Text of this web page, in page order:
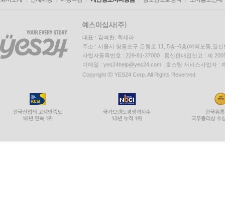
대표 : 김석환, 최세라
주소 : 서울시 영등포구 은행로 11, 5층~6층(여의도동,일신
사업자등록번호 : 229-81-37000 통신판매업신고 : 제
이메일 : yes24help@yes24.com 호스팅 서비스사업자 :
Copyright ⓒ YES24 Corp. All Rights Reserved.